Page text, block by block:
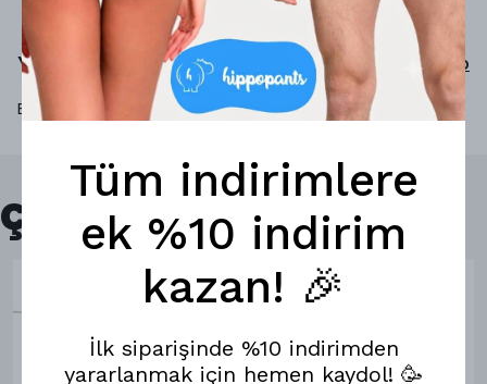
Yorumlar Yorum Yap
Bu ürün için henüz yorum yapılmamış.
Çok Satanlar
Tüm indirimlere
ek %10 indirim
kazan! 🎉
İlk siparişinde %10 indirimden
yararlanmak için hemen kaydol! 🥳